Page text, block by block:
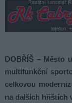
DOBŘÍŠ – Město
multifunkční
celkovou
na dalších hřištích